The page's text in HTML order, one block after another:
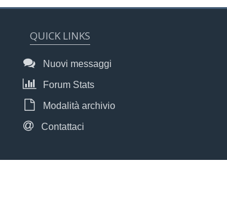
QUICK LINKS
Nuovi messaggi
Forum Stats
Modalità archivio
Contattaci